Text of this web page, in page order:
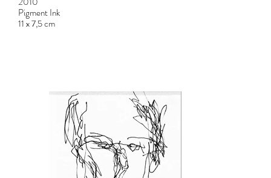
Pigment Ink
11 x 7,5 cm